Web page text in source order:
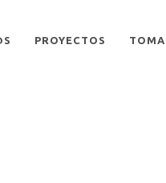
PROYECTOS